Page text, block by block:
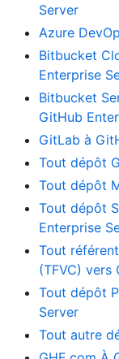
Server
Azure
Bitbucket
Enterprise
Bitbucket
GitHub
GitLab à
Tout dépôt
Tout dépôt
Tout dépôt
Enterprise
Tout
(TFVC) vers
Tout dépôt
Server
Tout autre